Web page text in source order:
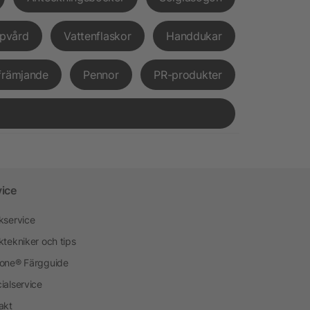
Vattenflaskor Handdukar
Pennor PR-produkter
och tips
Färgguide